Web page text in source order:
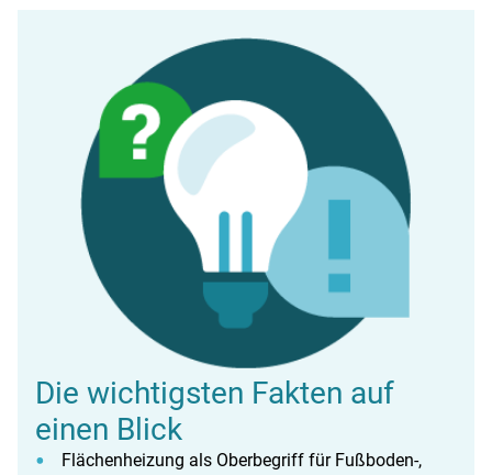
Die wichtigsten Fakten auf
einen Blick
Flächenheizung als Oberbegriff für Fußboden-,